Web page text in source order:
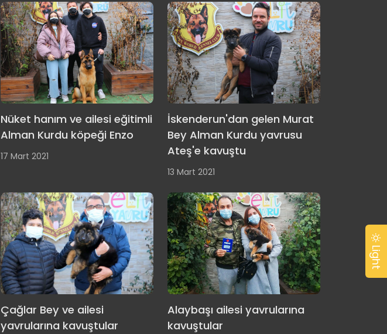
Nüket hanım ve ailesi eğitimli
Alman Kurdu köpeği Enzo
17 Mart 2021
İskenderun'dan gelen Murat
Bey Alman Kurdu yavrusu
Ateş'e kavuştu
13 Mart 2021
Çağlar Bey ve ailesi
yavrularına kavuştular
Alaybaşı ailesi yavrularına
kavuştular
Light